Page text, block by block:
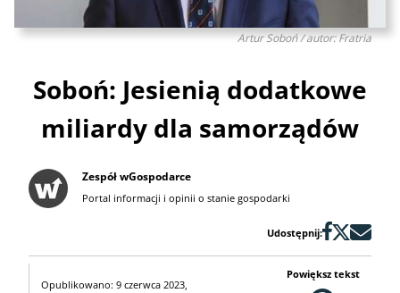
Artur Soboń / autor: Fratria
Soboń: Jesienią dodatkowe
miliardy dla samorządów
Zespół wGospodarce
Portal informacji i opinii o stanie gospodarki
Udostępnij:
Opublikowano: 9 czerwca 2023,
Powiększ tekst